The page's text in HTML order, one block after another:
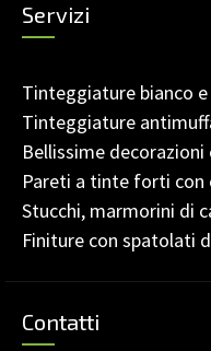
Servizi
Tinteggiature bianco
Tinteggiature
Bellissime decorazioni
Pareti a tinte forti
Stucchi, marmorini di
Finiture con spatolati
Contatti